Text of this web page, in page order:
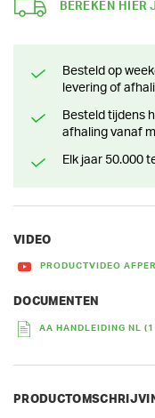
BEREKEN HIER
Besteld op weekdagen voor 13 uur? Klaar voor
levering of
Besteld tijdens het weekend? Klaar voor levering of
afhaling vanaf
Elk jaar
VIDEO
PRODUCTVIDEO
DOCUMENTEN
AA HANDLEIDING NL (1